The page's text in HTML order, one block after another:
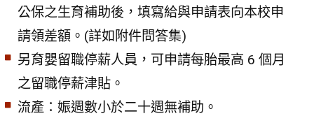
公保之生育補助後，填寫給與申請表向本校申
請領差額。(詳如附件問答集)
另育嬰留職停薪人員，可申請每胎最高 6 個月
之留職停薪津貼。
流產：娠週數小於二十週無補助。